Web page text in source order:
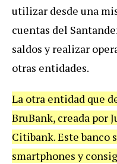
utilizar desde una
cuentas del
saldos y realizar
otras entidades.
La otra entidad que
BruBank, creada por
Citibank. Este banco
smartphones y